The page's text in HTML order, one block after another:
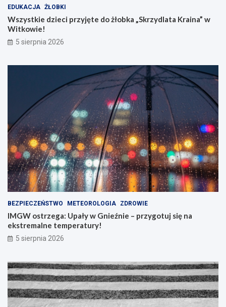
EDUKACJA ŻŁOBKI
Wszystkie dzieci przyjęte do żłobka „Skrzydlata Kraina” w
Witkowie!
5 sierpnia 2026
BEZPIECZEŃSTWO METEOROLOGIA ZDROWIE
IMGW ostrzega: Upały w Gnieźnie – przygotuj się na
ekstremalne temperatury!
5 sierpnia 2026